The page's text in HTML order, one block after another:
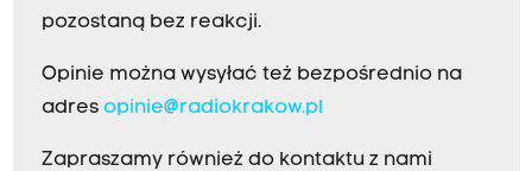
pozostaną bez reakcji.
Opinie można wysyłać też bezpośrednio na
adres opinie@radiokrakow.pl
Zapraszamy również do kontaktu z nami